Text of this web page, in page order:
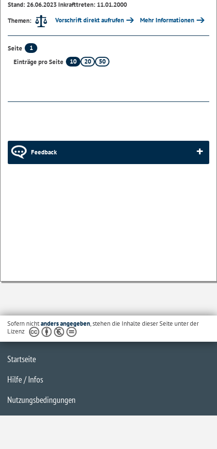
Stand: 26.06.2023 Inkrafttreten: 11.01.2000
Themen:
Vorschrift direkt aufrufen Mehr Informationen
Seite
1
Einträge pro Seite
10 20 50
Feedback
Sofern nichtanders angegeben, stehen die Inhalte dieser Seite unter der
Lizenz
Startseite
Hilfe / Infos
Nutzungsbedingungen